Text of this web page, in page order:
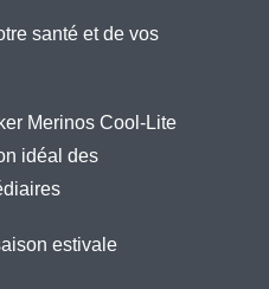
santé et de vos
Merinos Cool-Lite
idéal des
estivale